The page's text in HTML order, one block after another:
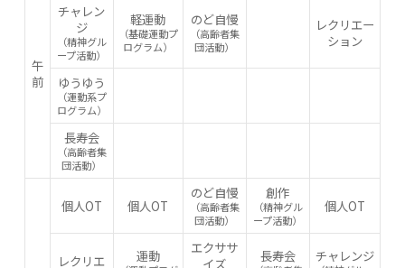
午
前
チャレン
ジ
（精神グル
ープ活動）
軽運動
（基礎運動プ
ログラム）
のど自慢
（高齢者集
団活動）
レクリエー
ション
ゆうゆう
（運動系プ
ログラム）
長寿会
（高齢者集
団活動）
個人OT 個人OT
のど自慢
（高齢者集
団活動）
創作
（精神グル
ープ活動）
個人OT
レクリエ
運動
エクササ
イズ
長寿会 チャレンジ